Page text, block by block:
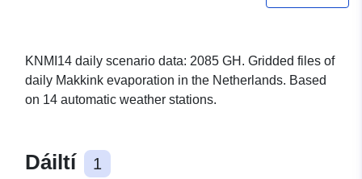
KNMI14 daily scenario data: 2085 GH. Gridded files of
daily Makkink evaporation in the Netherlands. Based
on 14 automatic weather stations.
Dáiltí 1